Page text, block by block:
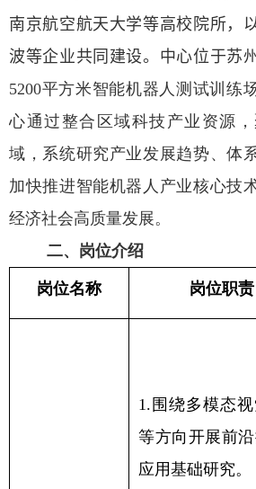
南京航空航天大学等高校院所，
波等企业共同建设。 中心位于苏
5200平方米智能机器人测试训练
心通过整合区域科技产业资源
域，系统研究产业发展趋势、体
加快推进智能机器人产业核心技
经济社会高质量发展。
二、岗位介绍
岗位名称 岗位职责
1. 围绕多模态
等方向开展前
应用基础研究。